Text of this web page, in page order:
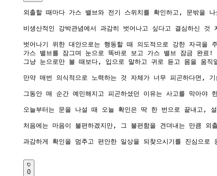
외출할 때마다 가스 밸브와 전기 스위치를 확인하고, 문밖을
비생산적인 강박관념에서 과감히 벗어나고 싶다고 결심하신
벗어나기 위한 대안으로는 행동할 때 의도적으로 강한 자극
가스 밸브를 잠그며 눈으로 똑바로 보고 가스 밸브 잠금 완료
그냥 눈으로만 볼 때보다, 입으로 말하고 귀로 듣고 몸을 움
만약 매번 의식적으로 노력하는 것 자체가 너무 피곤하다면,
그동안 매 순간 예민해지고 피곤하셨던 이유는 사고를 막아
오늘부터는 문을 나설 때 오늘 확인은 딱 한 번으로 끝내고,
처음에는 마음이 불편하겠지만, 그 불편함을 견뎌내는 만큼
과감하게 확인을 멈추고 편안한 일상을 되찾으시기를 진심으로
0